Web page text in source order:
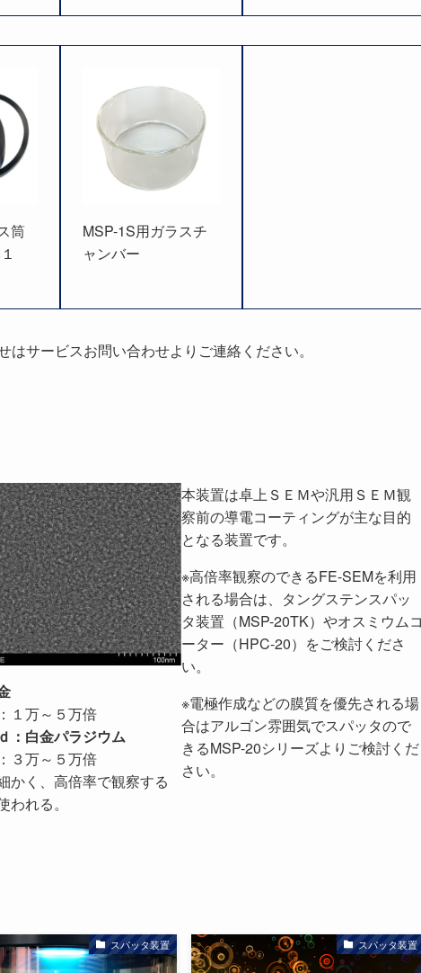
筒
MSP-1S用ガラスチ
ャンバー
サービスお問い合わせよりご連絡ください。
１万～５万倍
：白金パラジウム
３万～５万倍
かく、高倍率で観察する
われる。
本装置は卓上ＳＥＭや汎用ＳＥＭ観
察前の導電コーティングが主な目的
となる装置です。
※高倍率観察のできるFE-SEMを利用
される場合は、タングステンスパッ
タ装置（MSP-20TK）やオスミウム
ーター（HPC-20）をご検討くださ
い。
※電極作成などの膜質を優先される場
合はアルゴン雰囲気でスパッタので
きるMSP-20シリーズよりご検討くだ
さい。
スパッタ装置 スパッタ装置